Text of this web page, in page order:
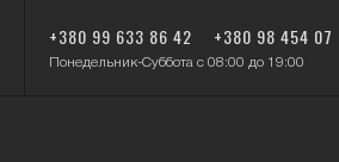
+380 99 633 86 42 +380 98 454 07
Понедельник-Суббота с 08:00 до 19:00